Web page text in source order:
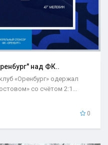
над ФК..
«Оренбург» одержал
со счётом 2:1...
0